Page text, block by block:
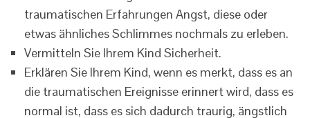
traumatischen Erfahrungen Angst, diese oder
etwas ähnliches Schlimmes nochmals zu erleben.
Vermitteln Sie Ihrem Kind Sicherheit.
Erklären Sie Ihrem Kind, wenn es merkt, dass es an
die traumatischen Ereignisse erinnert wird, dass es
normal ist, dass es sich dadurch traurig, ängstlich